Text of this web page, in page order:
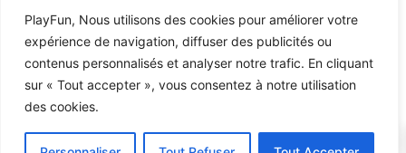
PlayFun, Nous utilisons des cookies pour améliorer votre
expérience de navigation, diffuser des publicités ou
contenus personnalisés et analyser notre trafic. En cliquant
sur « Tout accepter », vous consentez à notre utilisation
des cookies.
astuces
Boutique
Qui sommes nous
Posez vos questions